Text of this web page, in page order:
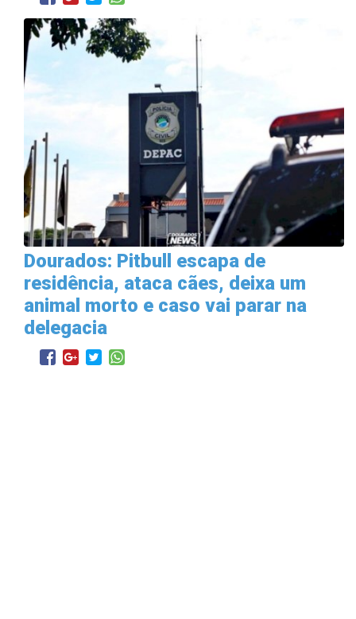
Dourados: Pitbull escapa de
residência, ataca cães, deixa um
animal morto e caso vai parar na
delegacia